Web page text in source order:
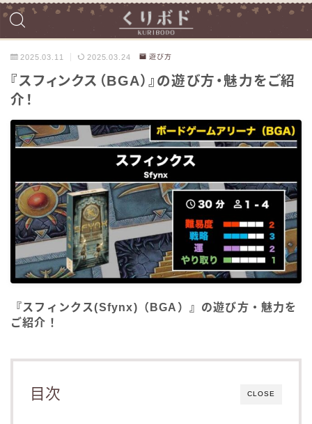
2025.03.11 2025.03.24 遊び方
『スフィンクス（BGA）』の遊び方・魅力をご紹
介！
『スフィンクス(Sfynx)（BGA）』の遊び方・魅力を
ご紹介！
CLOSE
目次